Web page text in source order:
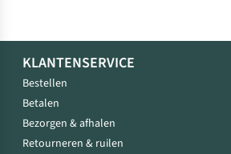
KLANTENSERVICE
Bestellen
Betalen
Bezorgen & afhalen
Retourneren & ruilen